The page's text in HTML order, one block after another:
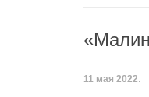
11 мая 2022.